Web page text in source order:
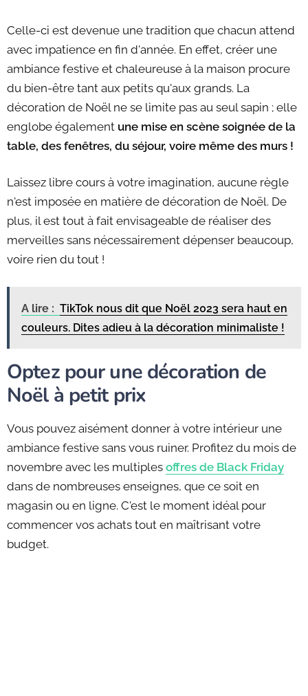
Celle-ci est devenue une tradition que chacun attend
avec impatience en fin d'année. En effet, créer une
ambiance festive et chaleureuse à la maison procure
du bien-être tant aux petits qu'aux grands. La
décoration de Noël ne se limite pas au seul sapin ; elle
englobe également une mise en scène soignée de la
table, des fenêtres, du séjour, voire même des murs !
Laissez libre cours à votre imagination, aucune règle
n'est imposée en matière de décoration de Noël. De
plus, il est tout à fait envisageable de réaliser des
merveilles sans nécessairement dépenser beaucoup,
voire rien du tout !
A lire : TikTok nous dit que Noël 2023 sera haut en
couleurs. Dites adieu à la décoration minimaliste !
Optez pour une décoration de
Noël à petit prix
Vous pouvez aisément donner à votre intérieur une
ambiance festive sans vous ruiner. Profitez du mois de
novembre avec les multiples offres de Black Friday
dans de nombreuses enseignes, que ce soit en
magasin ou en ligne. C'est le moment idéal pour
commencer vos achats tout en maîtrisant votre
budget.